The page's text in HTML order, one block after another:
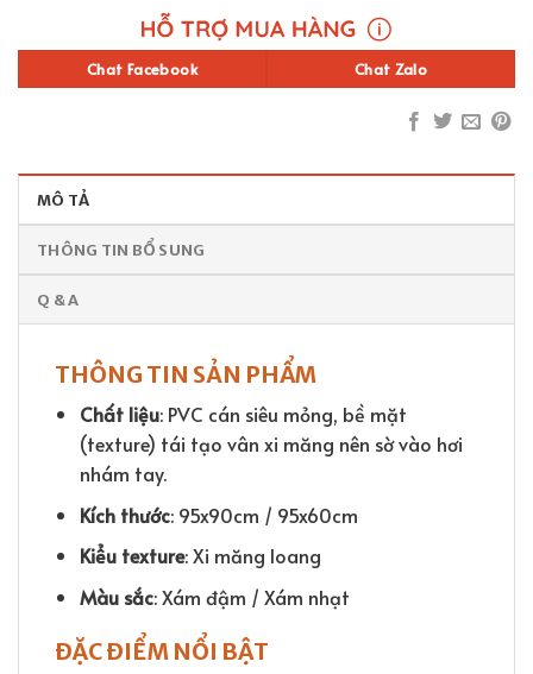
Chat Facebook Chat Zalo
MÔ TẢ
THÔNG TIN BỔ SUNG
Q & A
THÔNG TIN SẢN PHẨM
Chất liệu: PVC cán siêu mỏng, bề mặt
(texture) tái tạo vân xi măng nên sờ vào hơi
nhám tay.
Kích thước: 95x90cm / 95x60cm
Kiểu texture: Xi măng loang
Màu sắc: Xám đậm / Xám nhạt
ĐẶC ĐIỂM NỔI BẬT